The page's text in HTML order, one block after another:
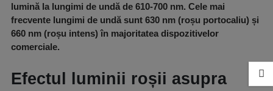
lumină la lungimi de undă de 610-700 nm. Cele mai
frecvente lungimi de undă sunt 630 nm (roșu portocaliu) și
660 nm (roșu intens) în majoritatea dispozitivelor
comerciale.
Efectul luminii roșii asupra